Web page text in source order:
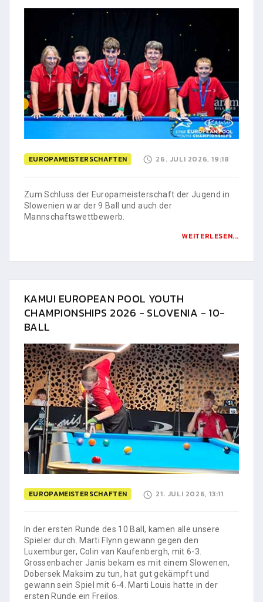
EUROPAMEISTERSCHAFTEN 26. JULI 2026, 19:18
Zum Schluss der Europameisterschaft der Jugend in
Slowenien war der 9 Ball und auch der
Mannschaftswettbewerb.
WEITERLESEN...
KAMUI EUROPEAN POOL YOUTH
CHAMPIONSHIPS 2026 - SLOVENIA - 10-
BALL
EUROPAMEISTERSCHAFTEN 21. JULI 2026, 13:11
In der ersten Runde des 10 Ball, kamen alle unsere
Spieler durch. Marti Flynn gewann gegen den
Luxemburger, Colin van Kaufenbergh, mit 6-3.
Grossenbacher Janis bekam es mit einem Slowenen,
Dobersek Maksim zu tun, hat gut gekämpft und
gewann sein Spiel mit 6-4. Marti Louis hatte in der
ersten Runde ein Freilos.